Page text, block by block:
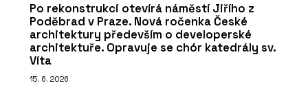
Po rekonstrukci otevírá náměstí Jiřího z
Poděbrad v Praze. Nová ročenka České
architektury především o developerské
architektuře. Opravuje se chór katedrály sv.
Víta
15. 6. 2026